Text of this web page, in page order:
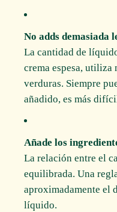
No adds demasiada
La cantidad de
crema espesa, utiliza
verduras. Siempre
añadido, es más
Añade los
La relación entre el
equilibrada. Una
aproximadamente el
líquido.